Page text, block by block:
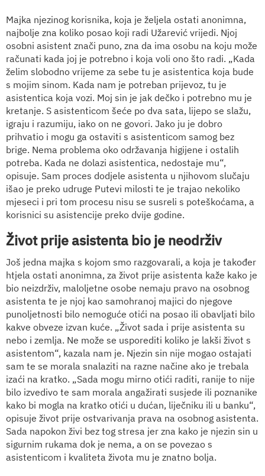
Majka njezinog korisnika, koja je željela ostati anonimna,
najbolje zna koliko posao koji radi Užarević vrijedi. Njoj
osobni asistent znači puno, zna da ima osobu na koju može
računati kada joj je potrebno i koja voli ono što radi. „Kada
želim slobodno vrijeme za sebe tu je asistentica koja bude
s mojim sinom. Kada nam je potreban prijevoz, tu je
asistentica koja vozi. Moj sin je jak dečko i potrebno mu je
kretanje. S asistenticom šeće po dva sata, lijepo se slažu,
igraju i razumiju, iako on ne govori. Jako ju je dobro
prihvatio i mogu ga ostaviti s asistenticom samog bez
brige. Nema problema oko održavanja higijene i ostalih
potreba. Kada ne dolazi asistentica, nedostaje mu“,
opisuje. Sam proces dodjele asistenta u njihovom slučaju
išao je preko udruge Putevi milosti te je trajao nekoliko
mjeseci i pri tom procesu nisu se susreli s poteškoćama, a
korisnici su asistencije preko dvije godine.
Život prije asistenta bio je neodrživ
Još jedna majka s kojom smo razgovarali, a koja je također
htjela ostati anonimna, za život prije asistenta kaže kako je
bio neizdrživ, maloljetne osobe nemaju pravo na osobnog
asistenta te je njoj kao samohranoj majici do njegove
punoljetnosti bilo nemoguće otići na posao ili obavljati bilo
kakve obveze izvan kuće. „Život sada i prije asistenta su
nebo i zemlja. Ne može se usporediti koliko je lakši život s
asistentom“, kazala nam je. Njezin sin nije mogao ostajati
sam te se morala snalaziti na razne načine ako je trebala
izaći na kratko. „Sada mogu mirno otići raditi, ranije to nije
bilo izvedivo te sam morala angažirati susjede ili poznanike
kako bi mogla na kratko otići u dućan, liječniku ili u banku“,
opisuje život prije ostvarivanja prava na osobnog asistenta.
Sada napokon živi bez tog stresa jer zna kako je njezin sin u
sigurnim rukama dok je nema, a on se povezao s
asistenticom i kvaliteta života mu je znatno bolja.